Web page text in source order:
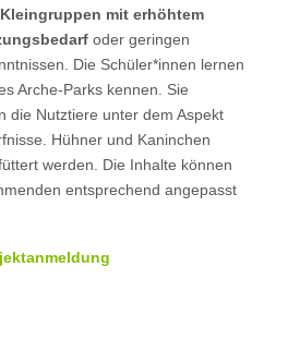
Kleingruppen mit erhöhtem
oder geringen
Die Schüler*innen lernen
Arche-Parks kennen. Sie
die Nutztiere unter dem Aspekt
Hühner und Kaninchen
werden. Die Inhalte können
entsprechend angepasst